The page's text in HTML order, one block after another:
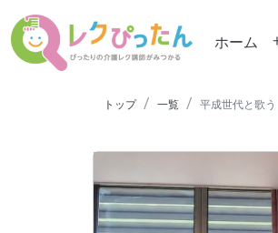
ホーム
トップ 一覧 平成世代と歌う